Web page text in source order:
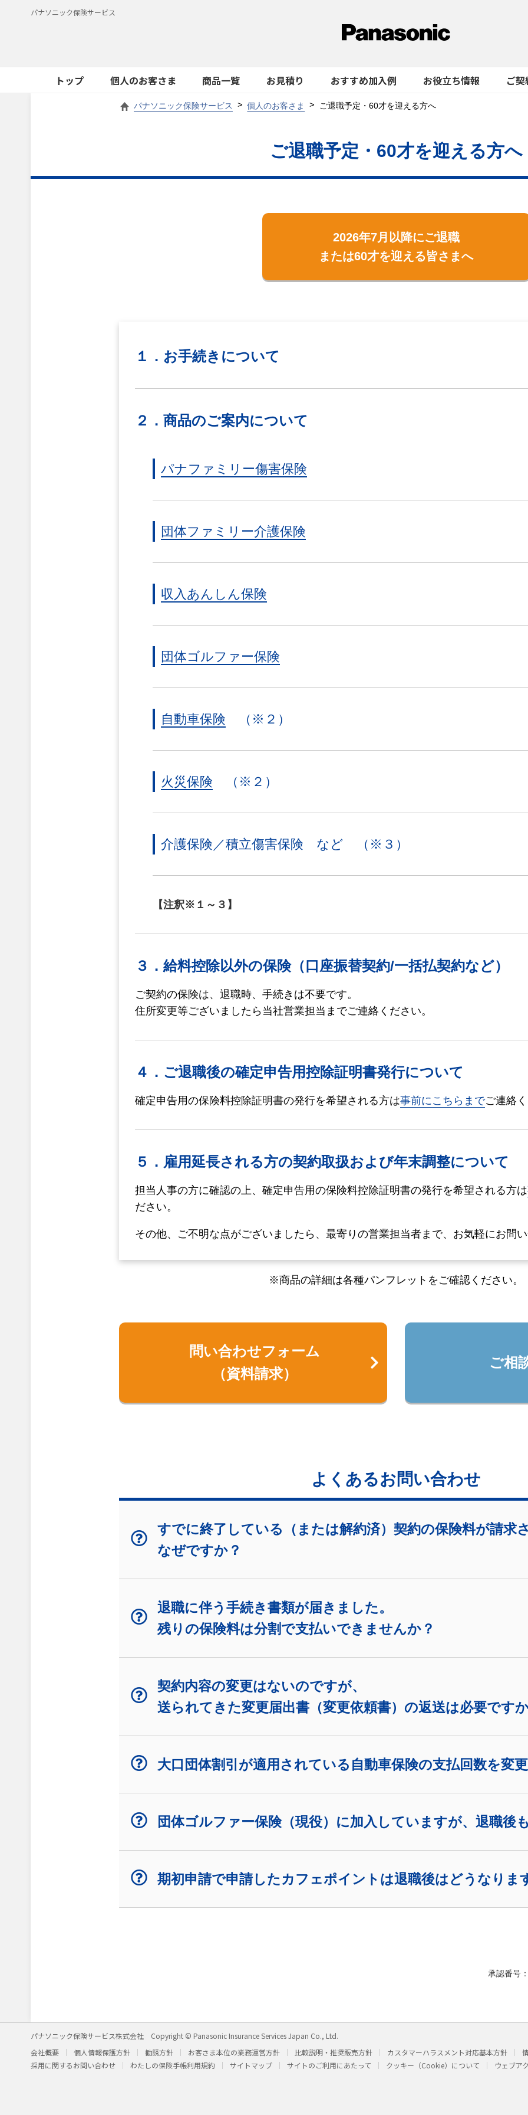
パナソニック保険サービス
トップ 個人のお客さま 商品一覧 お見積り おすすめ加入例 お役立ち情報 ご
パナソニック保険サービス 個人のお客さま ご退職予定・60才を迎える方へ
ご退職予定・60才を迎える方へ
2026年7月以降にご退職
または60才を迎える皆さまへ
１．お手続きについて
２．商品のご案内について
パナファミリー傷害保険
団体ファミリー介護保険
収入あんしん保険
団体ゴルファー保険
自動車保険 （※２）
火災保険 （※２）
介護保険／積立傷害保険 など （※３）
【注釈※１～３】
３．給料控除以外の保険（口座振替契約/一括払契約など）
ご契約の保険は、退職時、手続きは不要です。
住所変更等ございましたら当社営業担当までご連絡ください。
４．ご退職後の確定申告用控除証明書発行について
確定申告用の保険料控除証明書の発行を希望される方は事前にこちらまでご連絡
５．雇用延長される方の契約取扱および年末調整について
担当人事の方に確認の上、確定申告用の保険料控除証明書の発行を希望される方は
ださい。
その他、ご不明な点がございましたら、最寄りの営業担当者まで、お気軽にお問
※商品の詳細は各種パンフレットをご確認ください。
問い合わせフォーム
（資料請求）
ご相
よくあるお問い合わせ
すでに終了している（または解約済）契約の保険料が請求
なぜですか？
退職に伴う手続き書類が届きました。
残りの保険料は分割で支払いできませんか？
契約内容の変更はないのですが、
送られてきた変更届出書（変更依頼書）の返送は必要です
大口団体割引が適用されている自動車保険の支払回数を変
団体ゴルファー保険（現役）に加入していますが、退職後
期初申請で申請したカフェポイントは退職後はどうなりま
承認番号
パナソニック保険サービス株式会社
Copyright © Panasonic Insurance Services Japan Co., Ltd.
会社概要
個人情報保護方針 勧誘方針 お客さま本位の業務運営方針 比較説明・推奨販売方針 カスタマーハラスメント対応基本方針
採用に関するお問い合わせ
わたしの保険手帳利用規約 サイトマップ サイトのご利用にあたって クッキー（Cookie）について ウェブア